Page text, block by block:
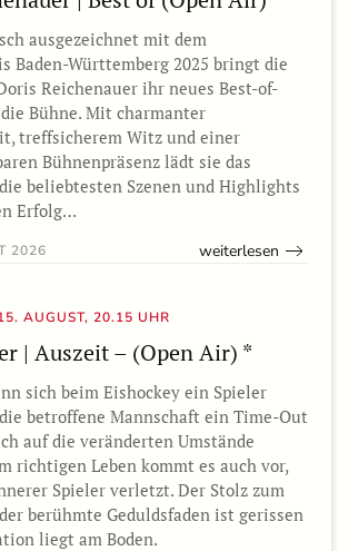
ausgezeichnet mit dem
Baden-Württemberg 2025 bringt die
Reichenauer ihr neues Best-of-
Bühne. Mit charmanter
treffsicherem Witz und einer
Bühnenpräsenz lädt sie das
beliebtesten Szenen und Highlights
Erfolg…
2026 weiterlesen
AUGUST, 20.15 UHR
| Auszeit – (Open Air) *
sich beim Eishockey ein Spieler
betroffene Mannschaft ein Time-Out
auf die veränderten Umstände
richtigen Leben kommt es auch vor,
Spieler verletzt. Der Stolz zum
berühmte Geduldsfaden ist gerissen
liegt am Boden.